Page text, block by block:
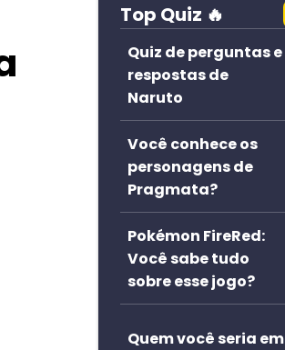
Top Quiz 🔥
Quiz de perguntas e
respostas de
Naruto
Você conhece os
personagens de
Pragmata?
Pokémon FireRed:
Você sabe tudo
sobre esse jogo?
Quem você seria em